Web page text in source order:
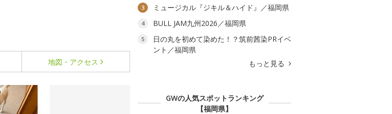
地図・アクセス
3 ミュージカル『ジキル＆ハイド』／福岡県
4 BULL JAM九州2026／福岡県
5
日の丸を初めて染めた！？筑前茜染PRイベ
ント／福岡県
もっと見る
GWの人気スポットランキング
【福岡県】